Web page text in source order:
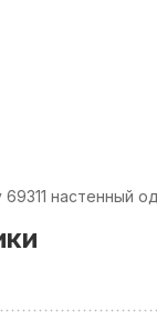
69311